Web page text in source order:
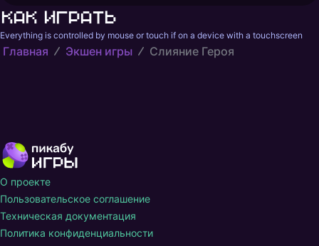
Как играть
Everything is controlled by mouse or touch if on a device with a touchscreen
Главная Экшен игры Слияние Героя
О проекте
Пользовательское соглашение
Техническая документация
Политика конфиденциальности